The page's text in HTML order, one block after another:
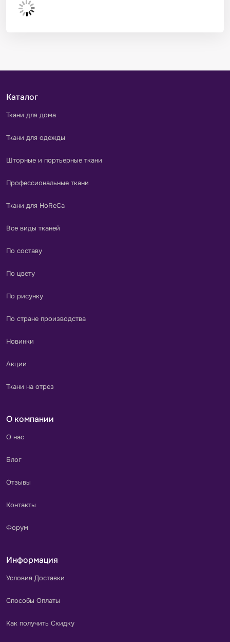
Каталог
Ткани для дома
Ткани для одежды
Шторные и портьерные ткани
Профессиональные ткани
Ткани для HoReCa
Все виды тканей
По составу
По цвету
По рисунку
По стране производства
Новинки
Акции
Ткани на отрез
О компании
О нас
Блог
Отзывы
Контакты
Форум
Информация
Условия Доставки
Способы Оплаты
Как получить Скидку